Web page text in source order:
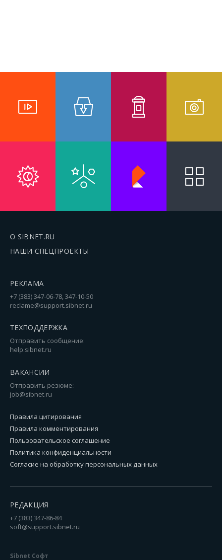
О SIBNET.RU
НАШИ СПЕЦПРОЕКТЫ
РЕКЛАМА
+7 (383) 347-06-78, 347-10-50
reclame@support.sibnet.ru
ТЕХПОДДЕРЖКА
Отправить сообщение:
help.sibnet.ru
ВАКАНСИИ
Отправить резюме:
job@sibnet.ru
Правила цитирования
Правила комментирования
Пользовательское соглашение
Политика конфиденциальности
Согласие на обработку персональных данных
РЕДАКЦИЯ
+7 (383) 347-86-84
soft@support.sibnet.ru
Sibnet Софт